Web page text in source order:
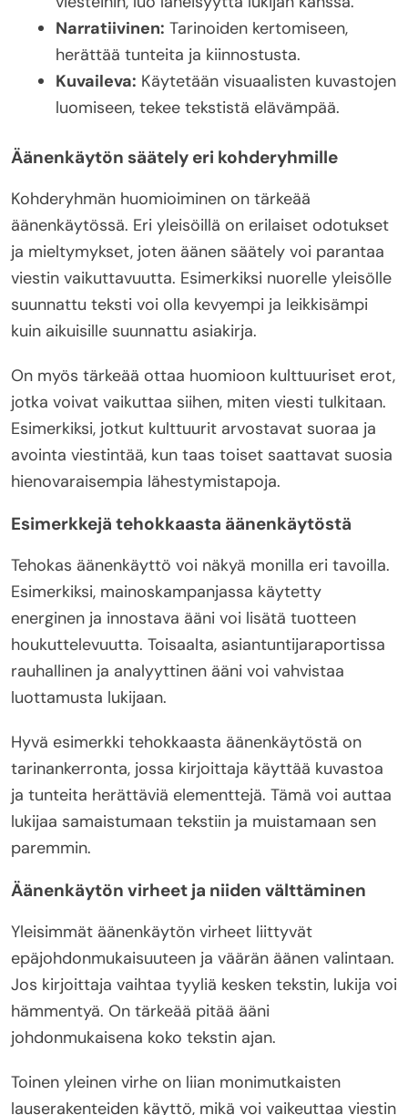
Narratiivinen: Tarinoiden kertomiseen,
herättää tunteita ja kiinnostusta.
Kuvaileva: Käytetään visuaalisten kuvastojen
luomiseen, tekee tekstistä elävämpää.
Äänenkäytön säätely eri kohderyhmille
Kohderyhmän huomioiminen on tärkeää
äänenkäytössä. Eri yleisöillä on erilaiset odotukset
ja mieltymykset, joten äänen säätely voi parantaa
viestin vaikuttavuutta. Esimerkiksi nuorelle yleisölle
suunnattu teksti voi olla kevyempi ja leikkisämpi
kuin aikuisille suunnattu asiakirja.
On myös tärkeää ottaa huomioon kulttuuriset erot,
jotka voivat vaikuttaa siihen, miten viesti tulkitaan.
Esimerkiksi, jotkut kulttuurit arvostavat suoraa ja
avointa viestintää, kun taas toiset saattavat suosia
hienovaraisempia lähestymistapoja.
Esimerkkejä tehokkaasta äänenkäytöstä
Tehokas äänenkäyttö voi näkyä monilla eri tavoilla.
Esimerkiksi, mainoskampanjassa käytetty
energinen ja innostava ääni voi lisätä tuotteen
houkuttelevuutta. Toisaalta, asiantuntijaraportissa
rauhallinen ja analyyttinen ääni voi vahvistaa
luottamusta lukijaan.
Hyvä esimerkki tehokkaasta äänenkäytöstä on
tarinankerronta, jossa kirjoittaja käyttää kuvastoa
ja tunteita herättäviä elementtejä. Tämä voi auttaa
lukijaa samaistumaan tekstiin ja muistamaan sen
paremmin.
Äänenkäytön virheet ja niiden välttäminen
Yleisimmät äänenkäytön virheet liittyvät
epäjohdonmukaisuuteen ja väärän äänen valintaan.
Jos kirjoittaja vaihtaa tyyliä kesken tekstin, lukija voi
hämmentyä. On tärkeää pitää ääni
johdonmukaisena koko tekstin ajan.
Toinen yleinen virhe on liian monimutkaisten
lauserakenteiden käyttö, mikä voi vaikeuttaa viestin